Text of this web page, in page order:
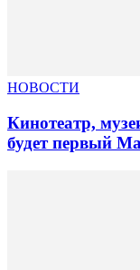
НОВОСТИ
Кинотеатр,
будет первый